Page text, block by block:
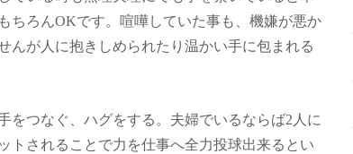
ちろんOKです。喧嘩していた事も、機嫌が悪か
んが人に抱きしめられたり温かい手に包まれる
をつなぐ、ハグをする。夫婦でいるならば2人に
トされることで力を仕事へ全力投球出来るとい